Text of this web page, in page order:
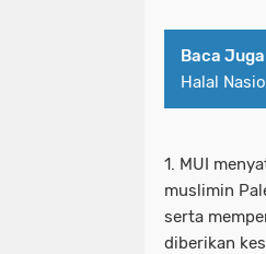
Baca
Halal
1. MUI
muslimin
serta
diberikan